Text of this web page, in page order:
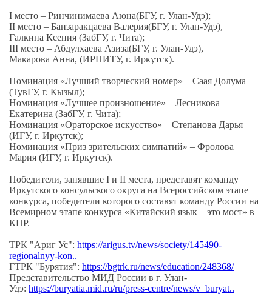
I место – Ринчинимаева Аюна(БГУ, г. Улан-Удэ);
II место – Банзаракцаева Валерия(БГУ, г. Улан-Удэ),
Галкина Ксения (ЗабГУ, г. Чита);
III место – Абдулхаева Азиза(БГУ, г. Улан-Удэ),
Макарова Анна, (ИРНИТУ, г. Иркутск).
Номинация «Лучший творческий номер» – Саая Долума
(ТувГУ, г. Кызыл);
Номинация «Лучшее произношение» – Лесникова
Екатерина (ЗабГУ, г. Чита);
Номинация «Ораторское искусство» – Степанова Дарья
(ИГУ, г. Иркутск);
Номинация «Приз зрительских симпатий» – Фролова
Мария (ИГУ, г. Иркутск).
Победители, занявшие I и II места, представят команду
Иркутского консульского округа на Всероссийском этапе
конкурса, победители которого составят команду России на
Всемирном этапе конкурса «Китайский язык – это мост» в
КНР.
ТРК "Ариг Ус": https://arigus.tv/news/society/145490-
regionalnyy-kon..
ГТРК "Бурятия": https://bgtrk.ru/news/education/248368/
Представительство МИД России в г. Улан-
Удэ: https://buryatia.mid.ru/ru/press-centre/news/v_buryat..